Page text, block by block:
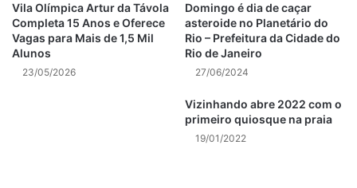
Vila Olímpica Artur da Távola
Completa 15 Anos e Oferece
Vagas para Mais de 1,5 Mil
Alunos
23/05/2026
Domingo é dia de caçar
asteroide no Planetário do
Rio – Prefeitura da Cidade do
Rio de Janeiro
27/06/2024
Vizinhando abre 2022 com o
primeiro quiosque na praia
19/01/2022